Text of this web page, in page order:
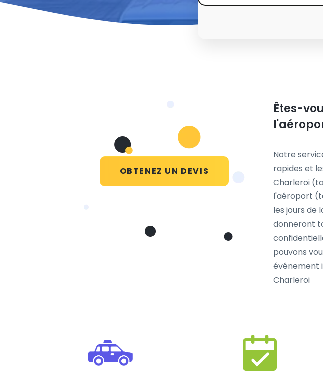
OBTENEZ UN DEVIS
Êtes-
Notre
rapides et
Charleroi
l'aéroport
les jours de
donneront
pouvons
événement
Charleroi